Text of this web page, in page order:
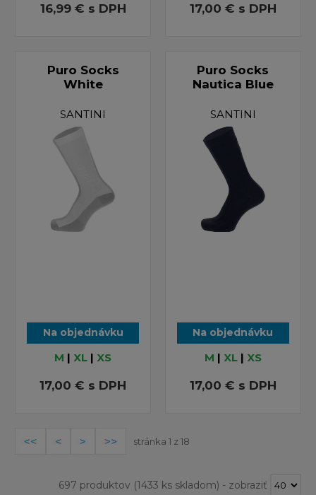
16,99 € s DPH 17,00 € s DPH
Puro Socks
White
SANTINI
Na objednávku
M | XL | XS
17,00 € s DPH
Puro Socks
Nautica Blue
SANTINI
Na objednávku
M | XL| XS
17,00 € s DPH
stránka 1 z 18
697 produktov(1433 ks skladom) - zobraziť